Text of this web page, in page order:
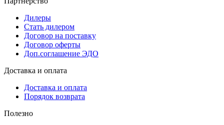
Дилеры
Стать дилером
Договор на поставку
Договор оферты
Доп.соглашение ЭДО
Доставка и оплата
Доставка и оплата
Порядок возврата
Полезно